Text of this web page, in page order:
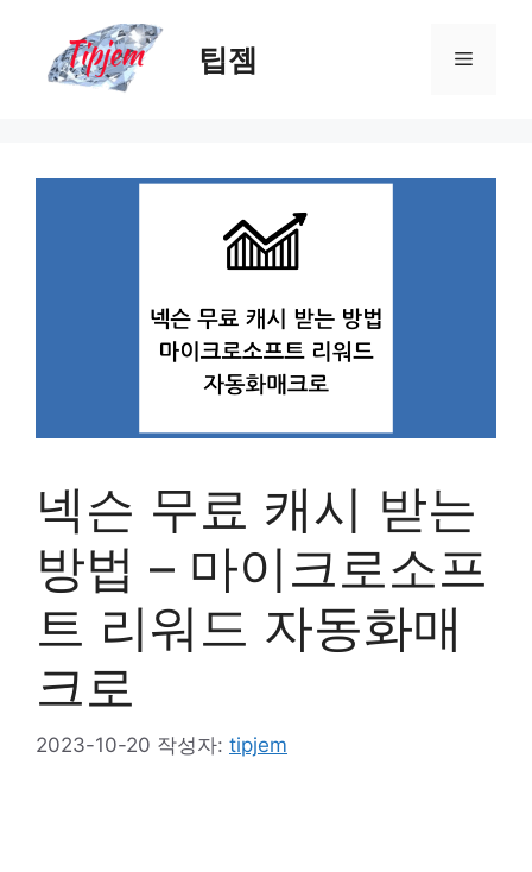
팁젬 메
넥슨 무료 캐시 받는
방법 – 마이크로소프
트 리워드 자동화매
크로
2023-10-20 작성자: tipjem